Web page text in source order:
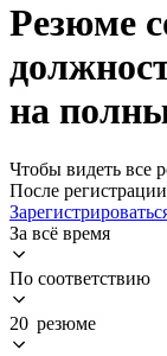
Резюме
на
Чтобы видеть все
После
За всё время
По соответствию
20 резюме